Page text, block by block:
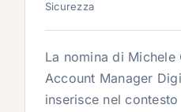
Sicurezza
La nomina di Michele
Account Manager
inserisce nel